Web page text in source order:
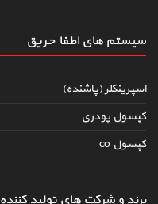
سیستم های اطفاءحریق
اسپرینکلر (پاشنده)
کپسول پودری
کپسول co
برند و شرکت های تولید کننده